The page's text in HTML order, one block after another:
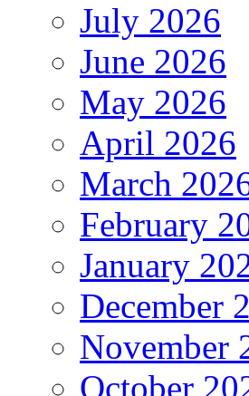
July 2026
June 2026
May 2026
April 2026
March
February
January
December
November
October